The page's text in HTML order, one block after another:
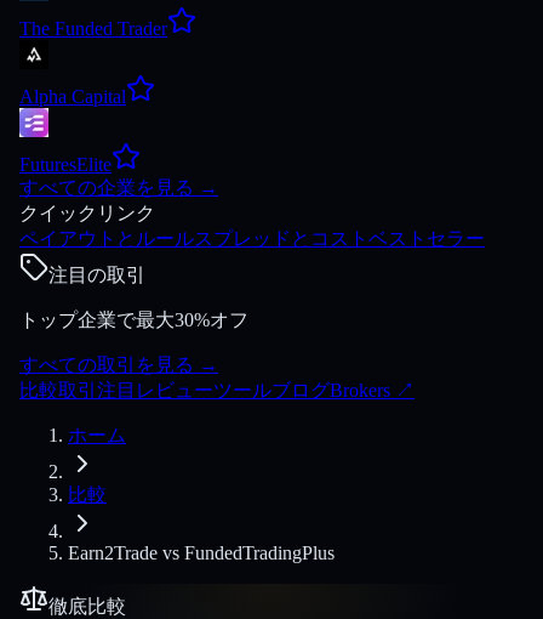
The Funded Trader
Alpha Capital
FuturesElite
すべての企業を見る →
クイックリンク
ペイアウトとルールスプレッドとコスト ベストセラー
注目の取引
トップ企業で最大30%オフ
すべての取引を見る →
比較取引 注目 レビューツールブログBrokers ↗
ホーム
比較
Earn2Trade vs FundedTradingPlus
徹底比較